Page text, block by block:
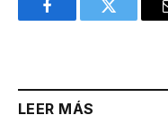
FacebookTwitter
LEER MÁS